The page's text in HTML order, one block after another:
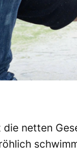
die netten